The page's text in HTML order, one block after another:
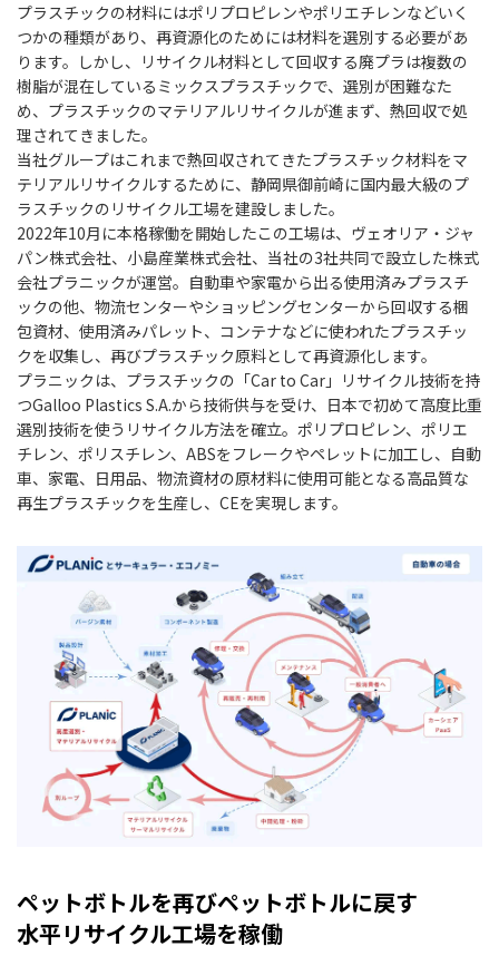
プラスチックの材料にはポリプロピレンやポリエチレンなどいく
つかの種類があり、再資源化のためには材料を選別する必要があ
ります。しかし、リサイクル材料として回収する廃プラは複数の
樹脂が混在しているミックスプラスチックで、選別が困難なた
め、プラスチックのマテリアルリサイクルが進まず、熱回収で処
理されてきました。
当社グループはこれまで熱回収されてきたプラスチック材料をマ
テリアルリサイクルするために、静岡県御前崎に国内最大級のプ
ラスチックのリサイクル工場を建設しました。
2022年10月に本格稼働を開始したこの工場は、ヴェオリア・ジャ
パン株式会社、小島産業株式会社、当社の3社共同で設立した株式
会社プラニックが運営。自動車や家電から出る使用済みプラスチ
ックの他、物流センターやショッピングセンターから回収する梱
包資材、使用済みパレット、コンテナなどに使われたプラスチッ
クを収集し、再びプラスチック原料として再資源化します。
プラニックは、プラスチックの「Car to Car」リサイクル技術を持
つGalloo Plastics S.A.から技術供与を受け、日本で初めて高度比重
選別技術を使うリサイクル方法を確立。ポリプロピレン、ポリエ
チレン、ポリスチレン、ABSをフレークやペレットに加工し、自動
車、家電、日用品、物流資材の原材料に使用可能となる高品質な
再生プラスチックを生産し、CEを実現します。
ペットボトルを再びペットボトルに戻す
水平リサイクル工場を稼働